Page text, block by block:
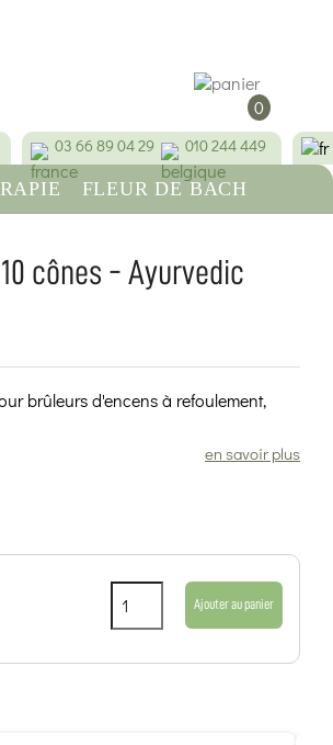
0
03 66 89 04 29 010 244 449
FLEUR DE BACH
cônes - Ayurvedic
brûleurs d'encens à refoulement,
en savoir plus
Ajouter au panier